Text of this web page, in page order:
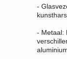
-
- Metaal: